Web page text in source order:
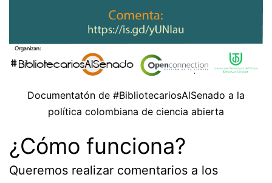
Documentatón de #BibliotecariosAlSenado a la
política colombiana de ciencia abierta
¿Cómo funciona?
Queremos realizar comentarios a los